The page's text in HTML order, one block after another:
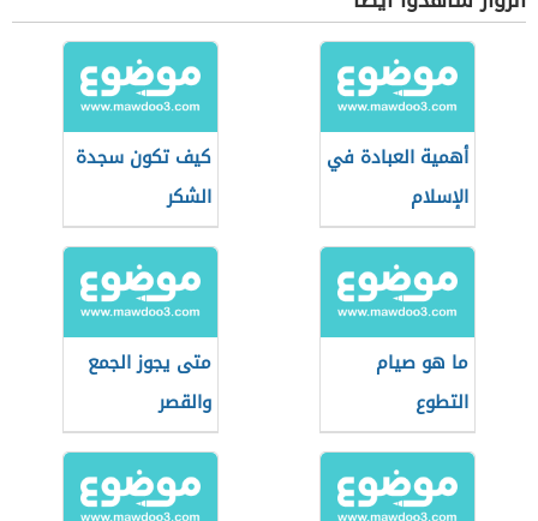
أهمية العبادة في
الإسلام
كيف تكون سجدة
الشكر
ما هو صيام
التطوع
متى يجوز الجمع
والقصر